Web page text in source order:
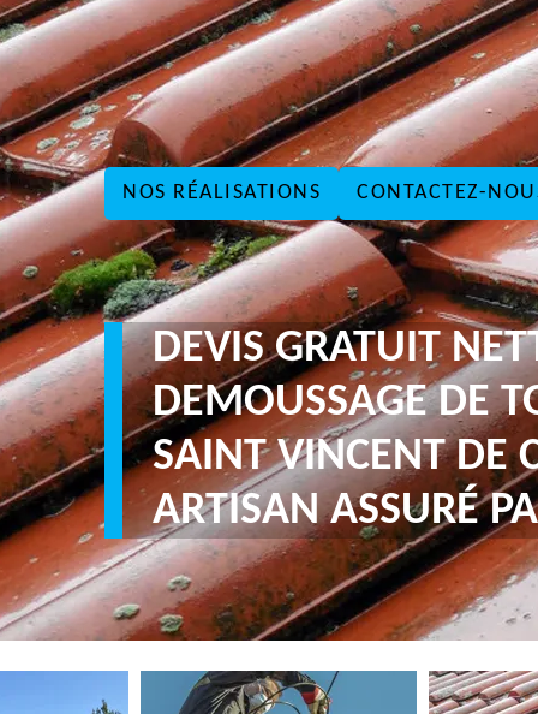
NOS RÉALISATIONS CONTACTEZ-
DEVIS GRATUIT
DEMOUSSAGE DE
SAINT VINCENT DE
ARTISAN ASSURÉ